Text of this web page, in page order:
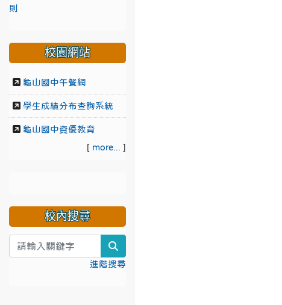
則
校園網站
龜山國中午餐網
學生成績分布查詢系統
龜山國中資優教育
[ more... ]
校內搜尋
進階搜尋